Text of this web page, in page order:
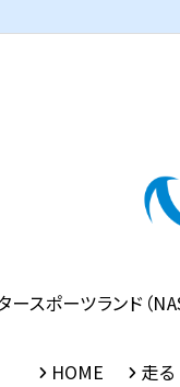
ースポーツランド （
HOME 走る